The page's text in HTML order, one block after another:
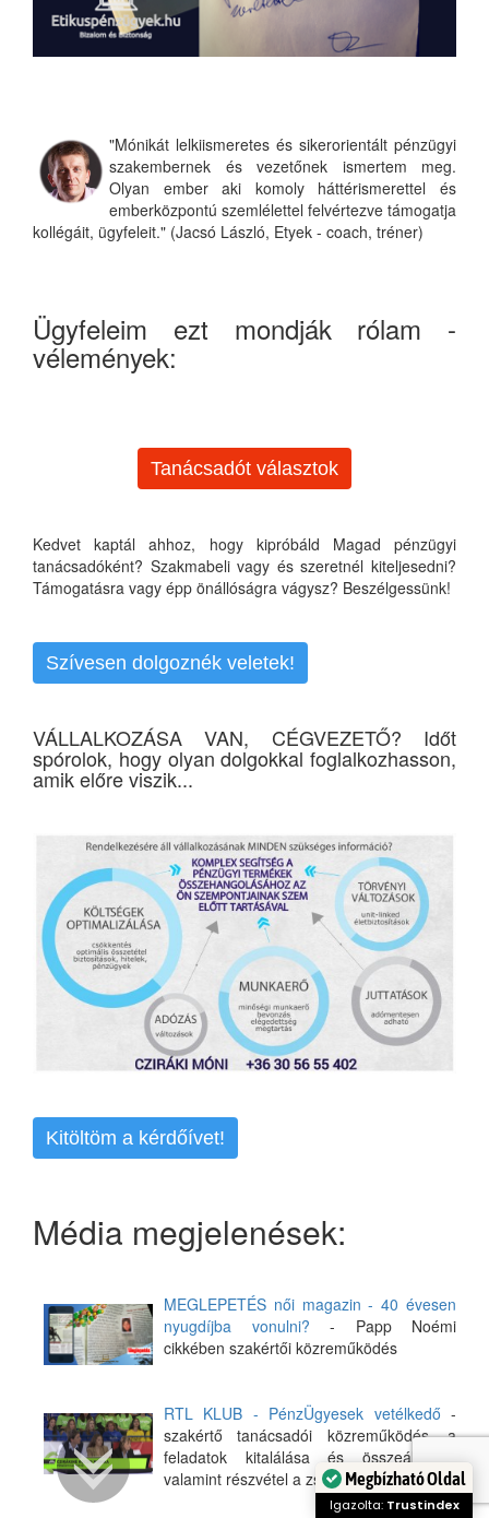
"Mónikát lelkiismeretes és sikerorientált pénzügyi
szakembernek és vezetőnek ismertem meg.
Olyan ember aki komoly háttérismerettel és
emberközpontú szemlélettel felvértezve támogatja
kollégáit, ügyfeleit." (Jacsó László, Etyek - coach, tréner)
Ügyfeleim ezt mondják rólam -
vélemények:
Tanácsadót választok
Kedvet kaptál ahhoz, hogy kipróbáld Magad pénzügyi
tanácsadóként? Szakmabeli vagy és szeretnél kiteljesedni?
Támogatásra vagy épp önállóságra vágysz? Beszélgessünk!
Szívesen dolgoznék veletek!
VÁLLALKOZÁSA VAN, CÉGVEZETŐ? Időt
spórolok, hogy olyan dolgokkal foglalkozhasson,
amik előre viszik...
Kitöltöm a kérdőívet!
Média megjelenések:
MEGLEPETÉS női magazin - 40 évesen
nyugdíjba vonulni? - Papp Noémi
cikkében szakértői közreműködés
RTL KLUB - PénzÜgyesek vetélkedő -
szakértő tanácsadói közreműködés, a
feladatok kitalálása és összeállítása,
valamint részvétel a zsűriben
Megbízható Oldal